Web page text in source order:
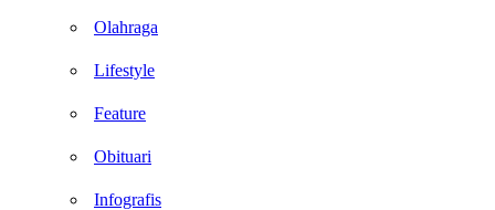
Olahraga
Lifestyle
Feature
Obituari
Infografis